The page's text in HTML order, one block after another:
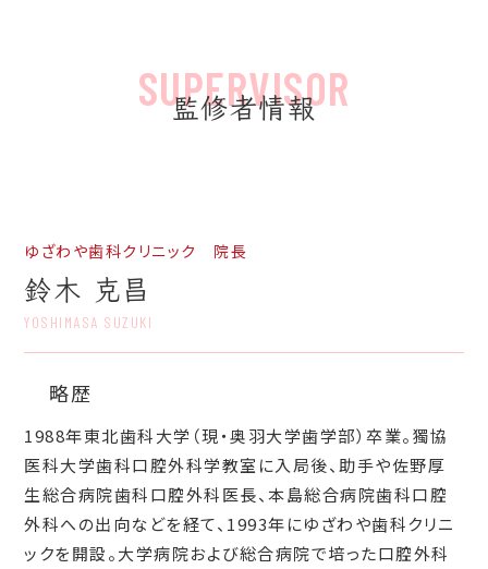
監修者情報
ゆざわや歯科クリニック 院長
鈴木 克昌
YOSHIMASA SUZUKI
略歴
1988年東北歯科大学（現・奥羽大学歯学部）卒業。獨協
医科大学歯科口腔外科学教室に入局後、助手や佐野厚
生総合病院歯科口腔外科医長、本島総合病院歯科口腔
外科への出向などを経て、1993年にゆざわや歯科クリニ
ックを開設。大学病院および総合病院で培った口腔外科